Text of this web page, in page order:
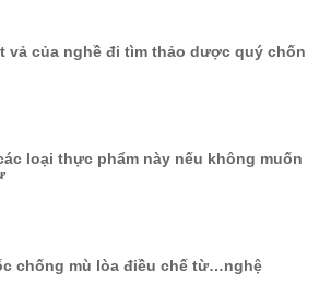
vả của nghề đi tìm thảo dược quý chốn
loại thực phẩm này nếu không muốn
chống mù lòa điều chế từ…nghệ